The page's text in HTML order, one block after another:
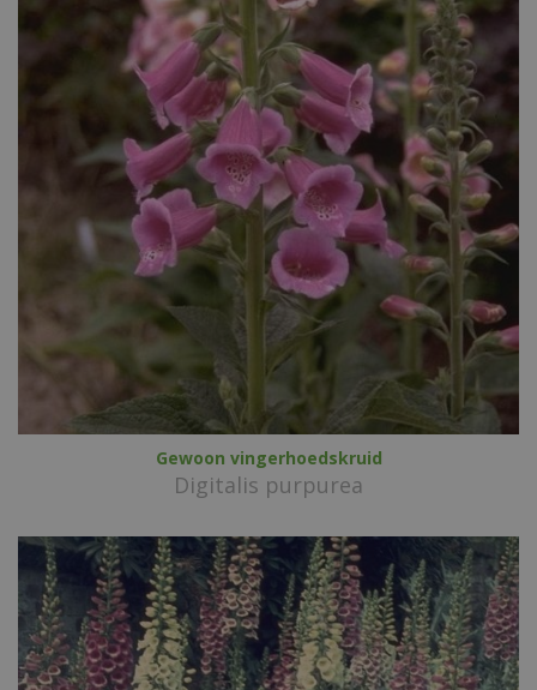
Gewoon vingerhoedskruid
Digitalis purpurea